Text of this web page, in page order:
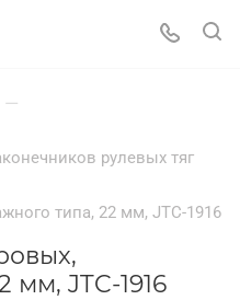
—
рулевых тяг
типа, 22 мм, JTC-1916
мм, JTC-1916